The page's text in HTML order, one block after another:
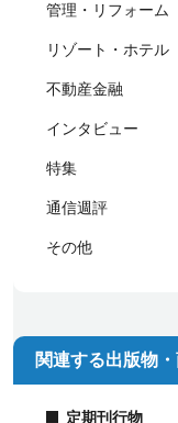
管理・リフォーム
リゾート・ホテル
不動産金融
インタビュー
特集
通信週評
その他
関連する出版物
定期刊行物